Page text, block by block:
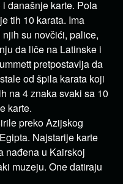
današnje karte. Pola
tih 10 karata. Ima
su novčići, palice,
da liče na Latinske i
pretpostavlja da
od špila karata koji
na 4 znaka svaki sa 10
karte.
preko Azijskog
Najstarije karte
nađena u Kairskoj
muzeju. One datiraju